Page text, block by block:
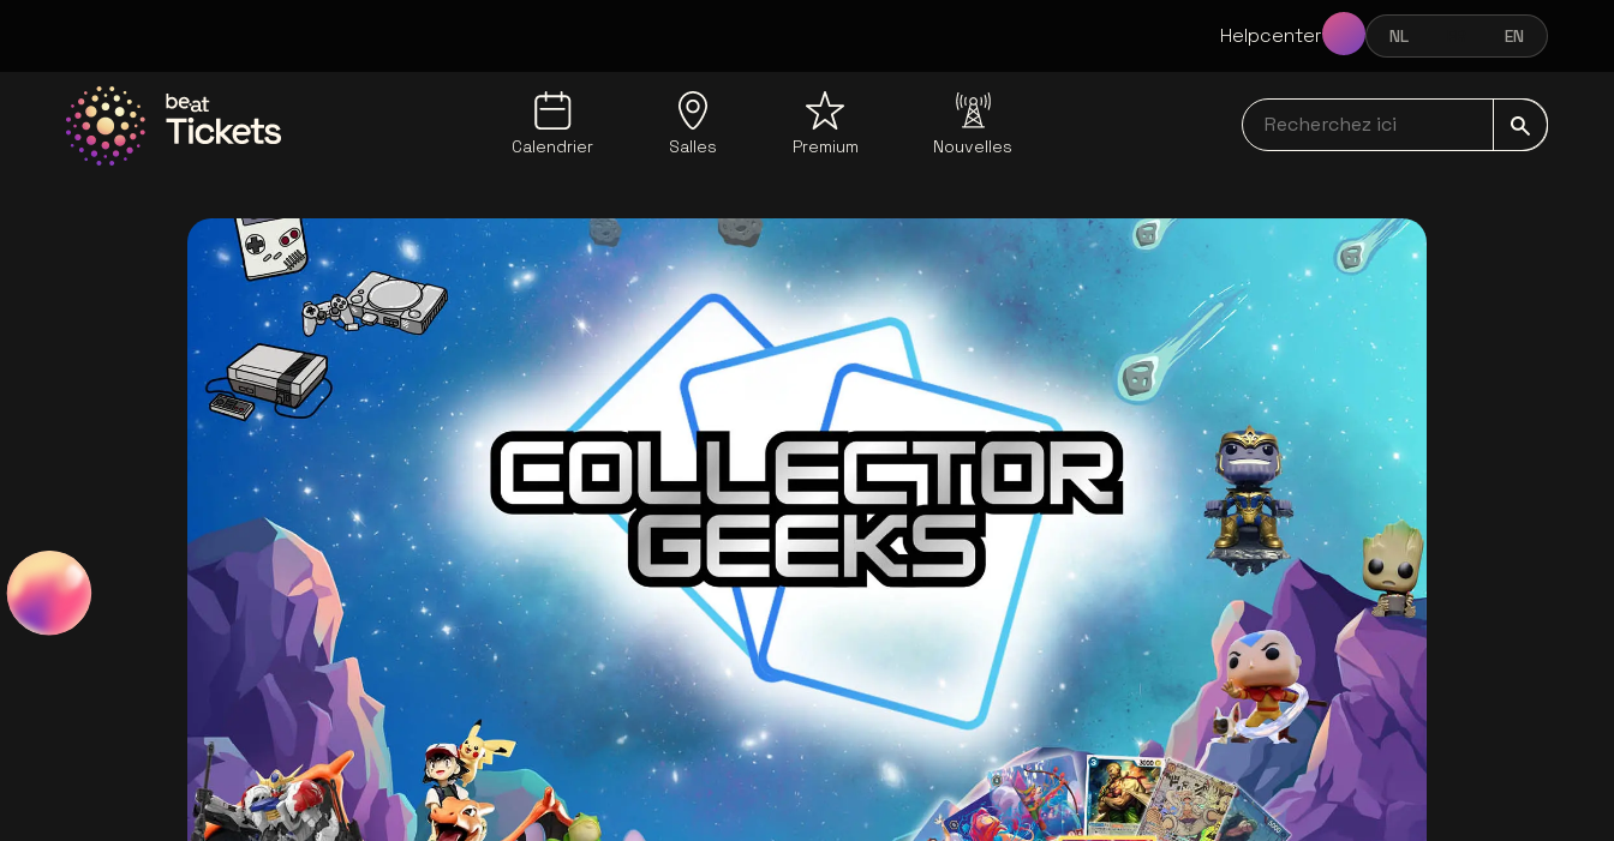
Helpcenter NEDERLANDS
NL FRANÇAISENGLISH
EN
Calendrier Salles Premium Nouvelles
Recherchez ici navbar